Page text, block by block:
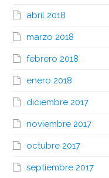
abril 2018
marzo 2018
febrero 2018
enero 2018
diciembre 2017
noviembre 2017
octubre 2017
septiembre 2017